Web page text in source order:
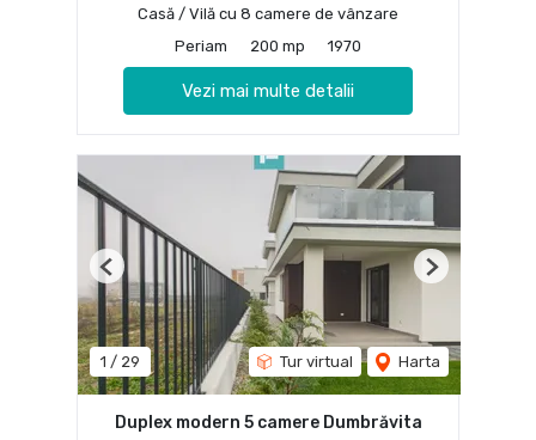
Casă / Vilă cu 8 camere de vânzare
Periam
200 mp 1970
Vezi mai multe detalii
1 / 29 Tur virtual Harta
Previous Next
Duplex modern 5 camere Dumbrăvita